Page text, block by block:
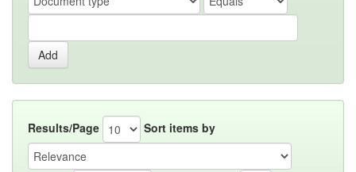
Results/Page Sort items by